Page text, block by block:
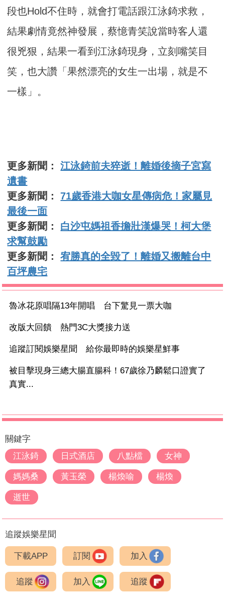
段也Hold不住時，就會打電話跟江泳錡求救，
結果劇情竟然神發展，蔡憶青笑說當時客人還
很兇狠，結果一看到江泳錡現身，立刻嘴笑目
笑，也大讚「果然漂亮的女生一出場，就是不
一樣」。
更多新聞：江泳錡前夫猝逝！離婚後摘子宮寫
遺書
更多新聞：71歲香港大咖女星傳病危！家屬見
最後一面
更多新聞： 白沙屯媽祖香擔壯漢爆哭！柯大堡
求幫鼓勵
更多新聞：宥勝真的全毀了！離婚又搬離台中
百坪農宅
魯冰花原唱隔13年開唱 台下驚見一票大咖
改版大回饋 熱門3C大獎接力送
追蹤訂閱娛樂星聞 給你最即時的娛樂星鮮事
被目擊現身三總大腸直腸科！67歲徐乃麟鬆口證實了
真實...
關鍵字
江泳錡
日式酒店 八點檔 女神
媽媽桑 黃玉榮 楊煥喻 楊煥
逝世
追蹤娛樂星聞
下載APP 訂閱 加入
追蹤 加入 追蹤